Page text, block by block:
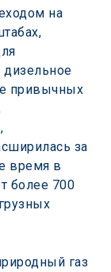
на
дизельное
привычных
за
время в
более 700
газ